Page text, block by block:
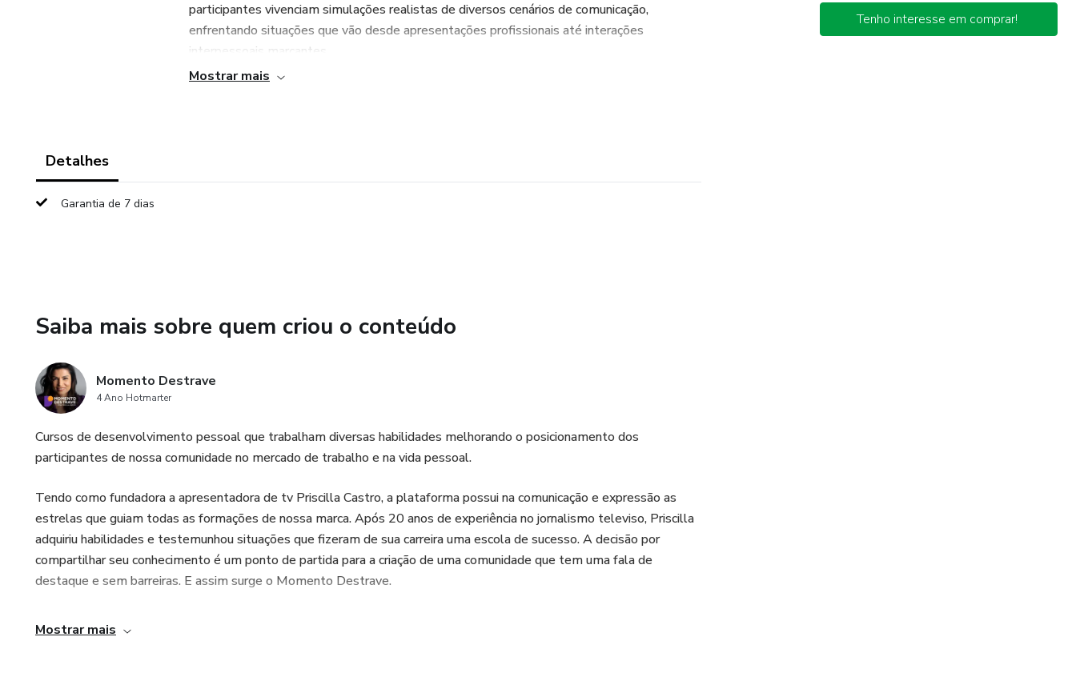
participantes vivenciam simulações realistas de diversos cenários de comunicação,
enfrentando situações que vão desde apresentações profissionais até interações
interpessoais marcantes.
Mostrar mais
Detalhes
Garantia de 7 dias
Saiba mais sobre quem criou o conteúdo
Momento Destrave
4 Ano Hotmarter
Cursos de desenvolvimento pessoal que trabalham diversas habilidades melhorando o posicionamento dos
participantes de nossa comunidade no mercado de trabalho e na vida pessoal.
Tendo como fundadora a apresentadora de tv Priscilla Castro, a plataforma possui na comunicação e expressão as
estrelas que guiam todas as formações de nossa marca. Após 20 anos de experiência no jornalismo televiso, Priscilla
adquiriu habilidades e testemunhou situações que fizeram de sua carreira uma escola de sucesso. A decisão por
compartilhar seu conhecimento é um ponto de partida para a criação de uma comunidade que tem uma fala de
destaque e sem barreiras. E assim surge o Momento Destrave.
Mostrar mais
Tenho interesse em comprar!